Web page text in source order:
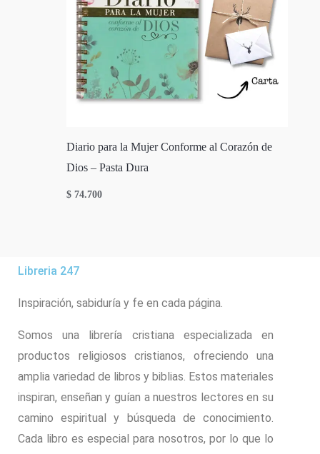
Diario para la Mujer Conforme al Corazón de
Dios – Pasta Dura
$ 74.700
Libreria 247
Inspiración, sabiduría y fe en cada página.
Somos una librería cristiana especializada en
productos religiosos cristianos, ofreciendo una
amplia variedad de libros y biblias. Estos materiales
inspiran, enseñan y guían a nuestros lectores en su
camino espiritual y búsqueda de conocimiento.
Cada libro es especial para nosotros, por lo que lo